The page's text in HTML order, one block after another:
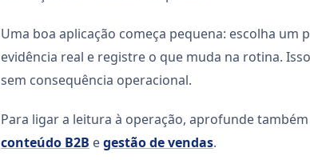
Uma boa aplicação começa pequena: escolha
evidência real e registre o que muda na rotina.
sem consequência operacional.
Para ligar a leitura à operação, aprofunde
conteúdo B2B egestão de vendas.